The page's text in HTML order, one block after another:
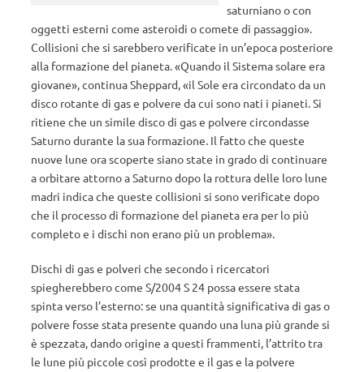
saturniano o con
oggetti esterni come asteroidi o comete di passaggio».
Collisioni che si sarebbero verificate in un’epoca posteriore
alla formazione del pianeta. «Quando il Sistema solare era
giovane», continua Sheppard, «il Sole era circondato da un
disco rotante di gas e polvere da cui sono nati i pianeti. Si
ritiene che un simile disco di gas e polvere circondasse
Saturno durante la sua formazione. Il fatto che queste
nuove lune ora scoperte siano state in grado di continuare
a orbitare attorno a Saturno dopo la rottura delle loro lune
madri indica che queste collisioni si sono verificate dopo
che il processo di formazione del pianeta era per lo più
completo e i dischi non erano più un problema».
Dischi di gas e polveri che secondo i ricercatori
spiegherebbero come S/2004 S 24 possa essere stata
spinta verso l’esterno: se una quantità significativa di gas o
polvere fosse stata presente quando una luna più grande si
è spezzata, dando origine a questi frammenti, l’attrito tra
le lune più piccole così prodotte e il gas e la polvere